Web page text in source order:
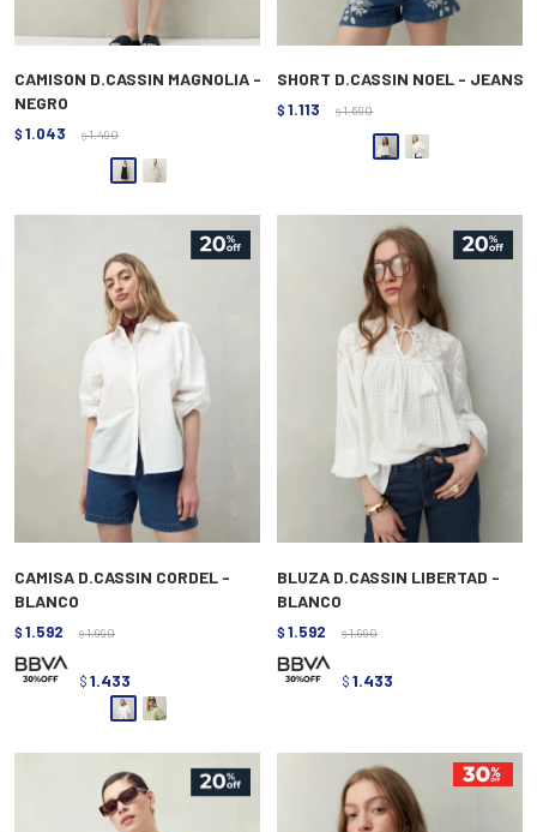
CAMISON D.CASSIN MAGNOLIA -
NEGRO
$ 1.043 $ 1.490
SHORT D.CASSIN NOEL - JEANS
$ 1.113 $ 1.590
CAMISA D.CASSIN CORDEL -
BLANCO
$ 1.592 $ 1.990
$ 1.433
BLUZA D.CASSIN LIBERTAD -
BLANCO
$ 1.592 $ 1.990
$ 1.433